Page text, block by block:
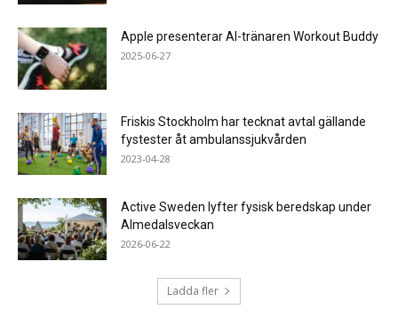
Apple presenterar AI-tränaren Workout Buddy
2025-06-27
Friskis Stockholm har tecknat avtal gällande
fystester åt ambulanssjukvården
2023-04-28
Active Sweden lyfter fysisk beredskap under
Almedalsveckan
2026-06-22
Ladda fler